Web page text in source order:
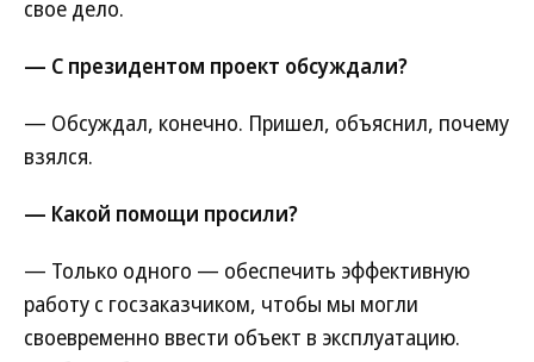
свое дело.
— С президентом проект обсуждали?
— Обсуждал, конечно. Пришел, объяснил, почему
взялся.
— Какой помощи просили?
— Только одного — обеспечить эффективную
работу с госзаказчиком, чтобы мы могли
своевременно ввести объект в эксплуатацию.